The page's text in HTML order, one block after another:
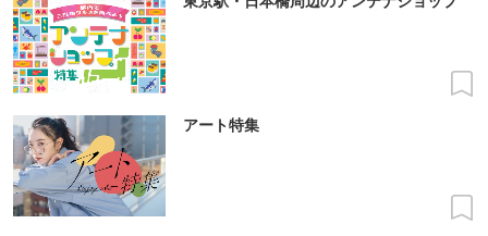
アート特集